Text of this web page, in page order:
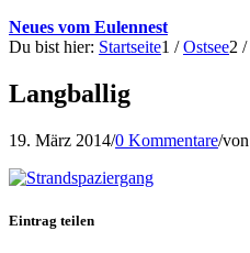
Neues vom Eulennest
Du bist hier: Startseite1 / Ostsee2 /
Langballig
19. März 2014/0 Kommentare/von
Eintrag teilen